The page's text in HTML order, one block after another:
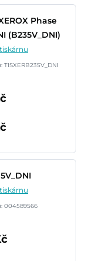
Phase
(B235V_DNI)
004589566